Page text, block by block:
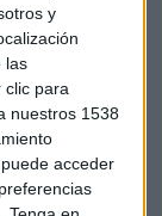
y
las
clic para
nuestros 1538
acceder
dijo
la empresa
por su parte